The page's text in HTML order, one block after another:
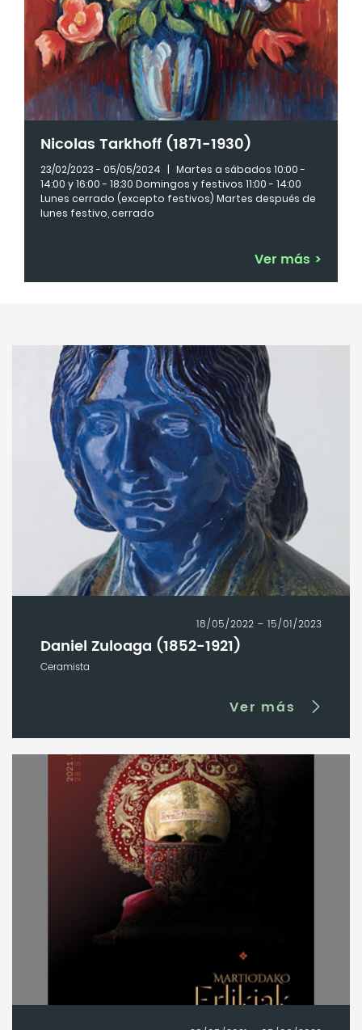
Nicolas Tarkhoff (1871-1930)
23/02/2023 - 05/05/2024 | Martes a sábados 10:00 -
14:00 y 16:00 - 18:30 Domingos y festivos 11:00 - 14:00
Lunes cerrado (excepto festivos) Martes después de
lunes festivo, cerrado
Ver más >
18/05/2022 – 15/01/2023
Daniel Zuloaga (1852-1921)
Ceramista
Ver más